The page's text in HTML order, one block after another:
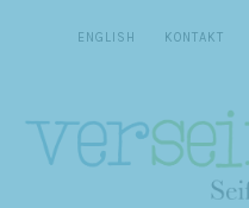
ENGLISH KONTAKT